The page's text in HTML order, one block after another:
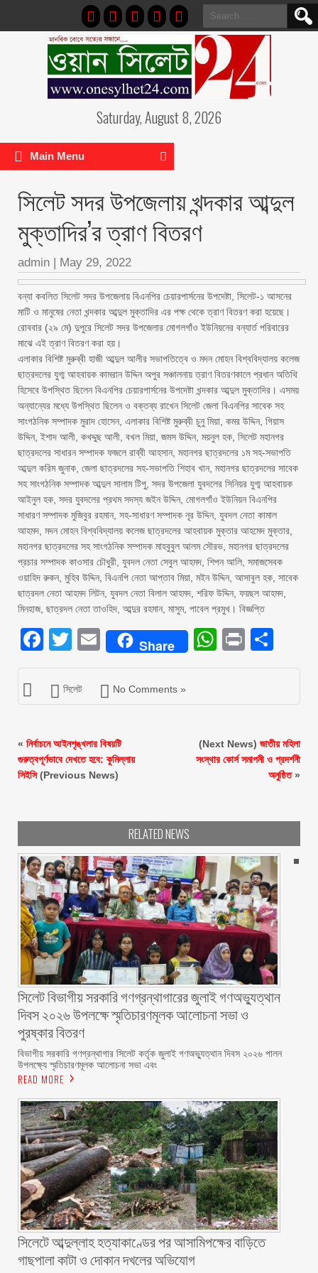
Search
for:
Saturday, August 8, 2026
Main Menu
সিলেট সদর উপজেলায় খন্দকার আব্দুল
মুক্তাদির’র ত্রাণ বিতরণ
admin | May 29, 2022
বন্যা কবলিত সিলেট সদর উপজেলায় বিএনপির চেয়ারপার্সনের উপদেষ্টা, সিলেট-১ আসনের
মাটি ও মানুষের নেতা খন্দকার আব্দুল মুক্তাদির এর পক্ষ থেকে ত্রাণ বিতরণ করা হয়েছে।
রোববার (২৯ মে) দুপুরে সিলেট সদর উপজেলার মোগলগাঁও ইউনিয়নের বন্যার্ত পরিবারের
মাঝে এই ত্রাণ বিতরণ করা হয়।
এলাকার বিশিষ্ট মুরুব্বী হাজী আব্দুল আলীর সভাপতিত্বে ও মদন মোহন বিশ্ববিদ্যালয় কলেজ
ছাত্রদলের যুগ্ম আহবায়ক কামরান উদ্দিন অপুর সঞ্চালনায় ত্রাণ বিতরণকালে প্রধান অতিথি
হিসেবে উপস্থিত ছিলেন বিএনপির চেয়ারপার্সনের উপদেষ্টা খন্দকার আব্দুল মুক্তাদির। এসময়
অন্যান্যের মধ্যে উপস্থিত ছিলেন ও বক্তব্য রাখেন সিলেট জেলা বিএনপির সাবেক সহ
সাংগঠনিক সম্পাদক মুরাদ হোসেন, এলাকার বিশিষ্ট মুরুব্বী চুনু মিয়া, কমর উদ্দিন, গিয়াস
উদ্দিন, ইশাদ আলী, কখদ্দুছ আলী, বখল মিয়া, জমস উদ্দিন, ময়নুল হক, সিলেট মহানগর
ছাত্রদলের সাধারন সম্পাদক ফজলে রাব্বী আহসান, মহানগর ছাত্রদলের ১ম সহ-সভাপতি
আব্দুল করিম জুনাক, জেলা ছাত্রদলের সহ-সভাপতি শিহাব খান, মহানগর ছাত্রদলের সাবেক
সহ সাংগঠনিক সম্পাদক আব্দুল সালাম টিপু, সদর উপজেলা যুবদলের সিনিয়র যুগ্ম আহবায়ক
আইনুল হক, সদর যুবদলের প্রথম সদস্য জইন উদ্দিন, মোগলগাঁও ইউনিয়ন বিএনপির
সাধারণ সম্পাদক মুজিবুর রহমান, সহ-সাধারণ সম্পাদক নূর উদ্দিন, যুবদল নেতা কামাল
আহমদ, মদন মোহন বিশ্ববিদ্যালয় কলেজ ছাত্রদলের আহবায়ক মুক্তার আহমেদ মুক্তার,
মহানগর ছাত্রদলের সহ সাংগঠনিক সম্পাদক মাহবুবুল আলম সৌরভ, মহানগর ছাত্রদলের
প্রচার সম্পাদক কাওসার চৌধুরী, যুবদল নেতা সেবুল আহমদ, শিপন আলি, সমাজসেবক
ওয়াহিদ রুকন, মুহিব উদ্দিন, বিএনপি নেতা আপ্তাব মিয়া, মইন উদ্দিন, আসাবুল হক, সাবেক
ছাত্রদল নেতা আহমদ লিটন, যুবদল নেতা বিলাল আহমদ, শরিফ উদ্দিন, ফয়ছল আহমদ,
মিনহাজ, ছাত্রদল নেতা তাওহিদ, আব্দুর রহমান, মাসুম, পাবেল প্রমুখ। বিজ্ঞপ্তি
Facebook
Twitter
EmailShare Print
সিলেট No Comments »
« নির্বাচনে আইনশৃঙ্খলার বিষয়টি
গুরুত্বপূর্ণভাবে দেখতে হবে: কুমিল্লায়
সিইসি(Previous News)
(Next News) জাতীয় মহিলা
সংস্থার কোর্স সমাপনী ও প্রদর্শনী
অনুষ্ঠিত»
RELATED NEWS
সিলেট বিভাগীয় সরকারি গণগ্রন্থাগারের জুলাই গণঅভ্যুত্থান
দিবস ২০২৬ উপলক্ষে স্মৃতিচারণমূলক আলোচনা সভা ও
পুরষ্কার বিতরণ ‎ ‎
বিভাগীয় সরকারি গণগ্রন্থাগার সিলেট কর্তৃক জুলাই গণঅভ্যুত্থান দিবস ২০২৬ পালন
উপলক্ষ্যে স্মৃতিচারণমূলক আলোচনা সভা এবং
READ MORE
সিলেটে আব্দুল্লাহ হত্যাকাণ্ডের পর আসামিপক্ষের বাড়িতে
গাছপালা কাটা ও দোকান দখলের অভিযোগ